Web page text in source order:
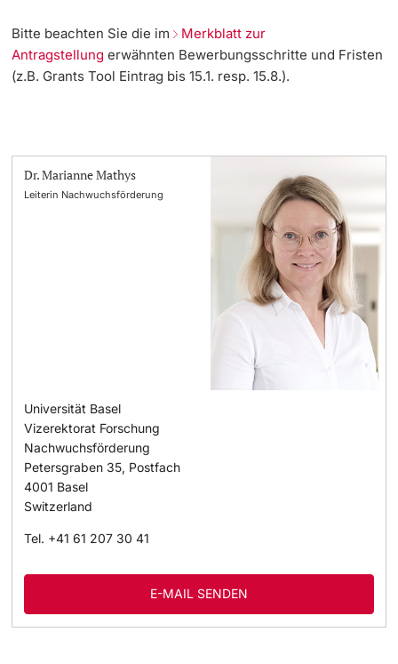
Dozierende
Bitte beachten Sie die im Merkblatt zur
Antragstellung erwähnten Bewerbungsschritte und Fristen
(z.B. Grants Tool Eintrag bis 15.1. resp. 15.8.).
Dr. Marianne Mathys
Leiterin Nachwuchsförderung
Universität Basel
Vizerektorat Forschung
Nachwuchsförderung
Petersgraben 35, Postfach
4001 Basel
Switzerland
Tel. +41 61 207 30 41
E-MAIL SENDEN